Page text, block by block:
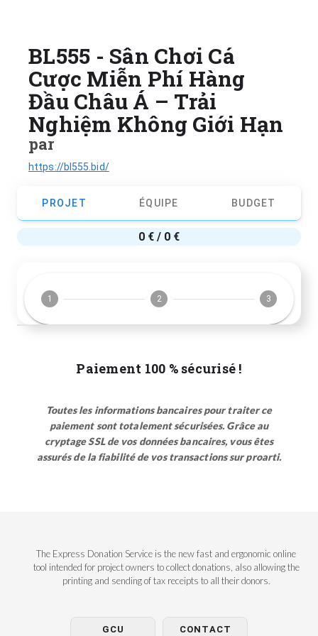
BL555 - Sân Chơi Cá
Cược Miễn Phí Hàng
Đầu Châu Á – Trải
Nghiệm Không Giới Hạn
par
https://bl555.bid/
PROJET ÉQUIPE BUDGET
0 € / 0 €
1 2 3
Paiement 100 % sécurisé !
Toutes les informations bancaires pour traiter ce
paiement sont totalement sécurisées. Grâce au
cryptage SSL de vos données bancaires, vous êtes
assurés de la fiabilité de vos transactions sur proarti.
The Express Donation Service is the new fast and ergonomic online
tool intended for project owners to collect donations, also allowing the
printing and sending of tax receipts to all their donors.
GCU CONTACT